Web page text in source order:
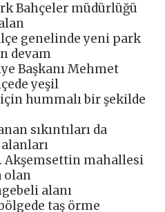
Bahçeler müdürlüğü
genelinde yeni park
devam
Başkanı Mehmet
yeşil
için hummalı bir şekilde
sıkıntıları da
Akşemsettin mahallesi
olan
alanı
taş örme